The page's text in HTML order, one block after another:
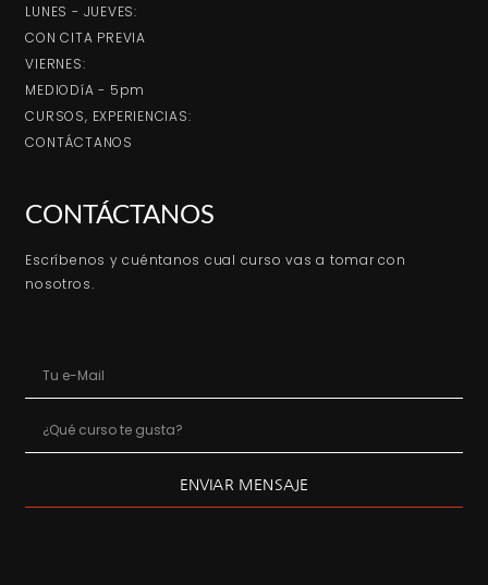
LUNES - JUEVES:
CON CITA PREVIA
VIERNES:
MEDIODíA - 5pm
CURSOS, EXPERIENCIAS:
CONTÁCTANOS
CONTÁCTANOS
Escríbenos y cuéntanos cual curso vas a tomar con
nosotros.
ENVIAR MENSAJE